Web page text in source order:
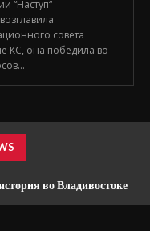
“Наступ“
совета
КС, она победила во
во Владивостоке